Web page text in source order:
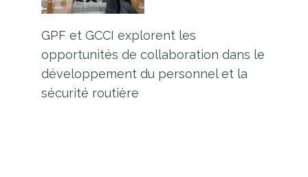
GPF et GCCI explorent les
opportunités de collaboration dans le
développement du personnel et la
sécurité routière